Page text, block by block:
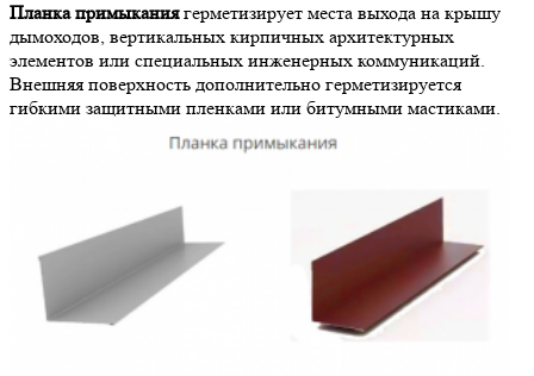
Планка примыканиягерметизирует места выхода на крышу
дымоходов, вертикальных кирпичных архитектурных
элементов или специальных инженерных коммуникаций.
Внешняя поверхность дополнительно герметизируется
гибкими защитными пленками или битумными мастиками.